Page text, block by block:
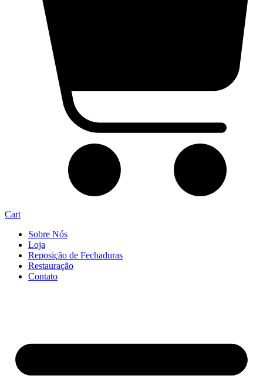
Cart
Sobre Nós
Loja
Reposição de Fechaduras
Restauração
Contato